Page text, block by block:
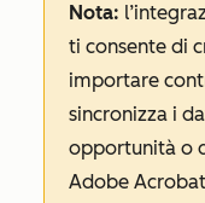
Nota:
ti consente di
importare
sincronizza i
opportunità o
Adobe